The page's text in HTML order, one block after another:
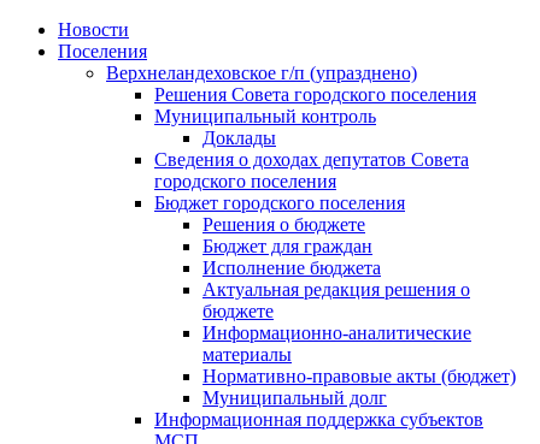
Skip
Новости
Поселения
Верхнеландеховское г/п (упразднено)
Решения Совета городского поселения
Муниципальный контроль
Доклады
Сведения о доходах депутатов Совета
городского поселения
Бюджет городского поселения
Решения о бюджете
Бюджет для граждан
Исполнение бюджета
Актуальная редакция решения о
бюджете
Информационно-аналитические
материалы
Нормативно-правовые акты (бюджет)
Муниципальный долг
Информационная поддержка субъектов